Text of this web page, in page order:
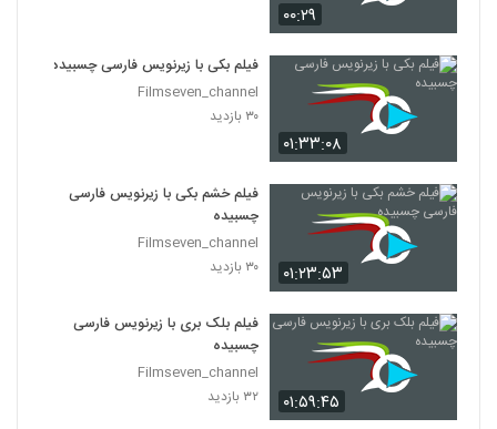
۰۰:۲۹
۰۱:۳۳:۰۸
فیلم بکی با زیرنویس فارسی چسبیده
Filmseven_channel
۳۰ بازدید
۰۱:۲۳:۵۳
فیلم خشم بکی با زیرنویس فارسی
چسبیده
Filmseven_channel
۳۰ بازدید
۰۱:۵۹:۴۵
فیلم بلک بری با زیرنویس فارسی
چسبیده
Filmseven_channel
۳۲ بازدید